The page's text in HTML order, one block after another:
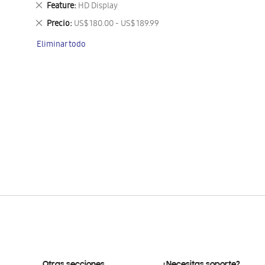
Feature HD Display
Eliminar
este
artículo
Precio US$ 180.00 - US$ 189.99
Eliminar
artículo
Eliminar todo